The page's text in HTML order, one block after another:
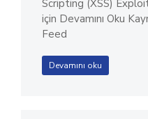
Scripting (XSS)
için Devamını Oku
Feed
Devamını oku